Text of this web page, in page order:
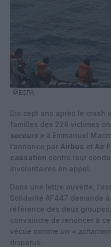
@ECPA
Dix‑sept ans après le crash
familles des 228 victimes
secours » à Emmanuel
l’annonce par Airbus et Air
cassation contre leur
involontaires en appel.
Dans une lettre ouverte,
Solidarité AF447 demande
référence des deux
convaincre de renoncer à
vécue comme un «
disparus.